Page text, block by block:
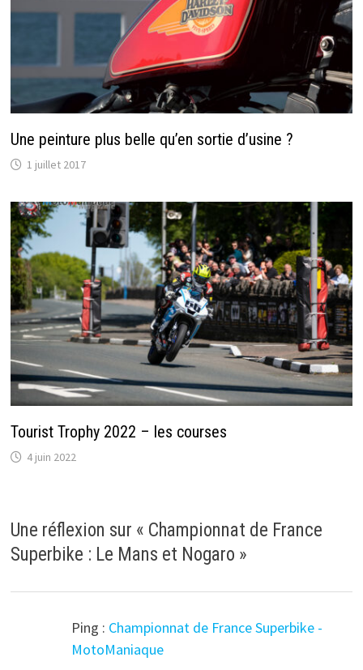
Une peinture plus belle qu’en sortie d’usine ?
1 juillet 2017
Tourist Trophy 2022 – les courses
4 juin 2022
Une réflexion sur « Championnat de France
Superbike : Le Mans et Nogaro »
Ping : Championnat de France Superbike -
MotoManiaque